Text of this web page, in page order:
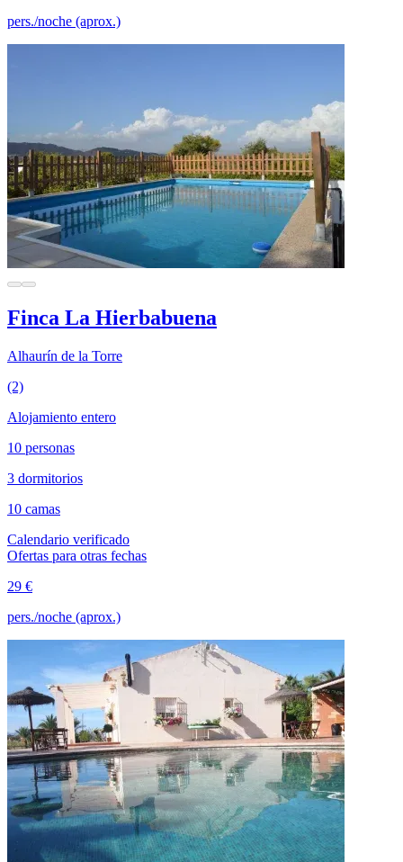
pers./noche (aprox.)
Finca La Hierbabuena
Alhaurín de la Torre
(2)
Alojamiento entero
10 personas
3 dormitorios
10 camas
Calendario verificado
Ofertas para otras fechas
29 €
pers./noche (aprox.)